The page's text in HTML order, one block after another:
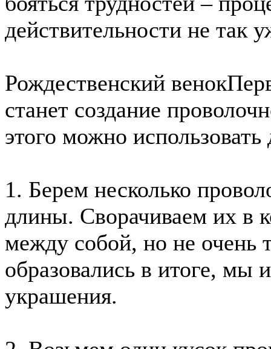
действительности не так
Рождественский венок
станет создание
этого можно использовать
1. Берем несколько
длины. Сворачиваем их в
между собой, но не очень
образовались в итоге, мы
украшения.